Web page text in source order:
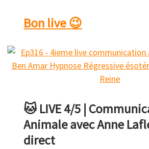
Bon live 😉
🐱 LIVE 4/5 |
Animale avec Anne
direct